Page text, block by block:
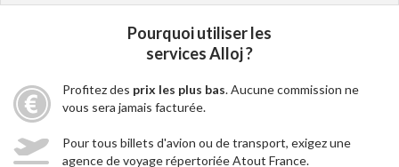
Pourquoi utiliser les
services Alloj ?
Profitez des prix les plus bas. Aucune commission ne
vous sera jamais facturée.
Pour tous billets d'avion ou de transport, exigez une
agence de voyage répertoriée Atout France.